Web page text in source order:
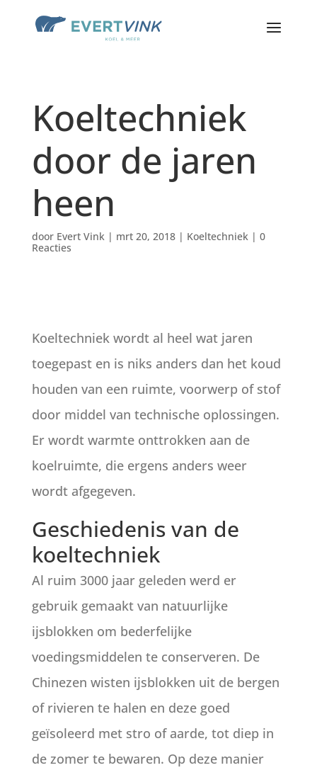
Koeltechniek
door de jaren
heen
door Evert Vink| mrt 20, 2018| Koeltechniek| 0
Reacties
Koeltechniek wordt al heel wat jaren
toegepast en is niks anders dan het koud
houden van een ruimte, voorwerp of stof
door middel van technische oplossingen.
Er wordt warmte onttrokken aan de
koelruimte, die ergens anders weer
wordt afgegeven.
Geschiedenis van de
koeltechniek
Al ruim 3000 jaar geleden werd er
gebruik gemaakt van natuurlijke
ijsblokken om bederfelijke
voedingsmiddelen te conserveren. De
Chinezen wisten ijsblokken uit de bergen
of rivieren te halen en deze goed
geïsoleerd met stro of aarde, tot diep in
de zomer te bewaren. Op deze manier